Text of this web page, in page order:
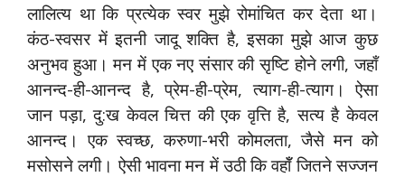
लालित्य था कि प्रत्येक स्वर मुझे रोमांचित कर देता था।
कंठ-स्वसर में इतनी जादू शक्ति है, इसका मुझे आज कुछ
अनुभव हुआ। मन में एक नए संसार की सृष्टि होने लगी, जहाँ
आनन्द-ही-आनन्द है, प्रेम-ही-प्रेम, त्याग-ही-त्याग। ऐसा
जान पड़ा, दु:ख केवल चित्त की एक वृत्ति है, सत्य है केवल
आनन्द। एक स्वच्छ, करुणा-भरी कोमलता, जैसे मन को
मसोसने लगी। ऐसी भावना मन में उठी कि वहॉँ जितने सज्जन